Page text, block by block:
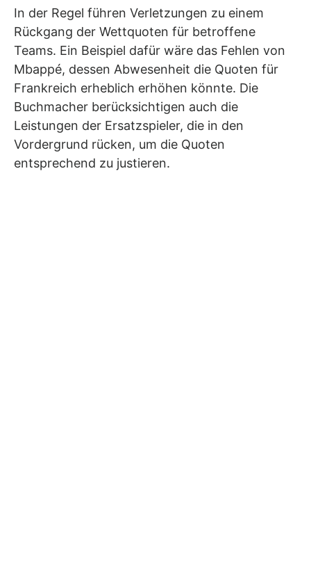
In der Regel führen Verletzungen zu einem
Rückgang der Wettquoten für betroffene
Teams. Ein Beispiel dafür wäre das Fehlen von
Mbappé, dessen Abwesenheit die Quoten für
Frankreich erheblich erhöhen könnte. Die
Buchmacher berücksichtigen auch die
Leistungen der Ersatzspieler, die in den
Vordergrund rücken, um die Quoten
entsprechend zu justieren.